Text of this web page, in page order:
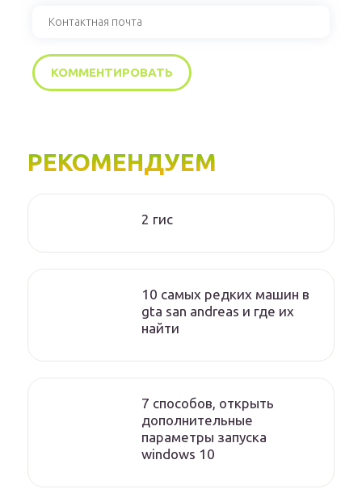
РЕКОМЕНДУЕМ
2 гис
10 самых редких машин в
gta san andreas и где их
найти
7 способов, открыть
дополнительные
параметры запуска
windows 10